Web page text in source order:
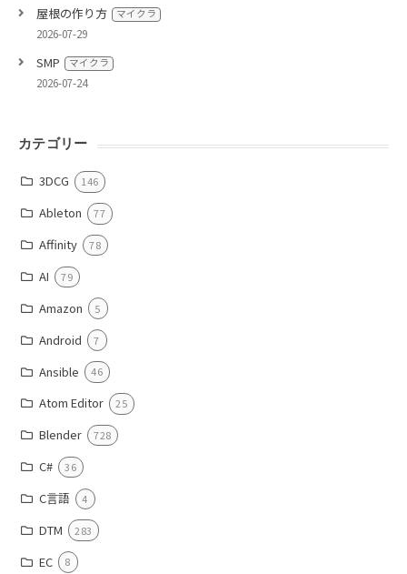
屋根の作り方 マイクラ
2026-07-29
SMP マイクラ
2026-07-24
カテゴリー
3DCG 146
Ableton 77
Affinity 78
AI 79
Amazon 5
Android 7
Ansible 46
Atom Editor 25
Blender 728
C# 36
C言語 4
DTM 283
EC 8